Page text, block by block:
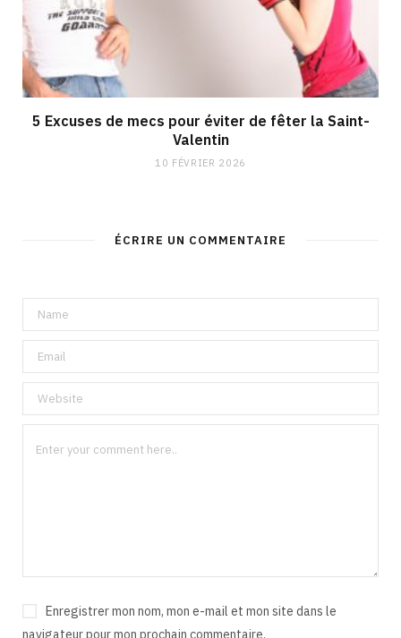
5 Excuses de mecs pour éviter de fêter la Saint-
Valentin
10 FÉVRIER 2026
ÉCRIRE UN COMMENTAIRE
Enregistrer mon nom, mon e-mail et mon site dans le
navigateur pour mon prochain commentaire.